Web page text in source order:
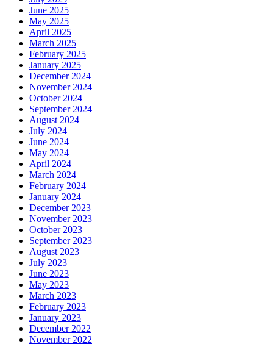
June 2025
May 2025
April 2025
March 2025
February 2025
January 2025
December 2024
November 2024
October 2024
September 2024
August 2024
July 2024
June 2024
May 2024
April 2024
March 2024
February 2024
January 2024
December 2023
November 2023
October 2023
September 2023
August 2023
July 2023
June 2023
May 2023
March 2023
February 2023
January 2023
December 2022
November 2022